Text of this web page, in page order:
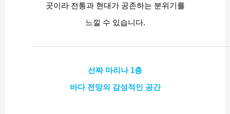
곳이라 전통과 현대가 공존하는 분위기를
느낄 수 있습니다.
선짜 마리나 1층
바다 전망의 감성적인 공간